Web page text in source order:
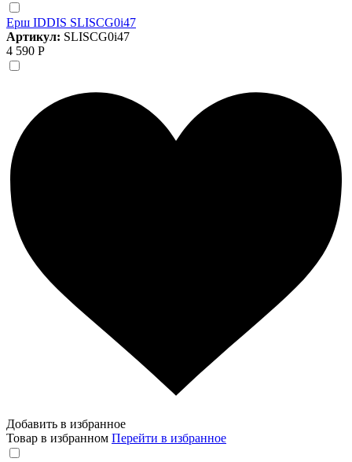
Ерш IDDIS SLISCG0i47
Артикул: SLISCG0i47
4 590 Р
Добавить в избранное
Товар в избранном Перейти в избранное